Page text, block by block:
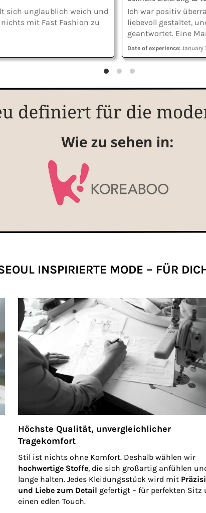
sich unglaublich weich und
mit Fast Fashion zu
Ich war positiv
liebevoll gestaltet,
geantwortet. Eine
Date of experience: January
INSPIRIERTE MODE – FÜR
Höchste Qualität, unvergleichlicher
Tragekomfort
Stil ist nichts ohne Komfort. Deshalb wählen wir
hochwertige Stoffe, die sich großartig anfühlen
lange halten. Jedes Kleidungsstück wird mit
und Liebe zum Detail gefertigt – für perfekten Sitz
einen edlen Touch.